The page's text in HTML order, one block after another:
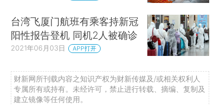
台湾飞厦门航班有乘客持新冠
阳性报告登机 同机2人被确诊
2021年06月03日 APP打开
财新网所刊载内容之知识产权为财新传媒及/或相关权利人
专属所有或持有。未经许可，禁止进行转载、摘编、复制及
建立镜像等任何使用。